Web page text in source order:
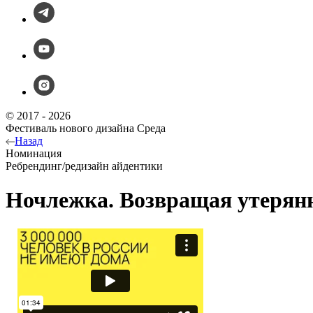
© 2017 - 2026
Фестиваль нового дизайна Среда
Назад
Номинация
Ребрендинг/редизайн айдентики
Ночлежка. Возвращая